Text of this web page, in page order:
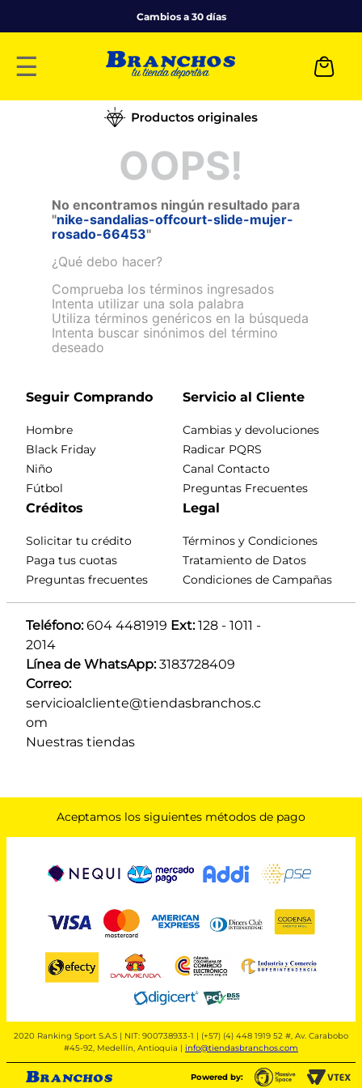
Cambios a 30 días
☰
OOPS!
No encontramos ningún resultado para
"nike-sandalias-offcourt-slide-mujer-
rosado-66453"
¿Qué debo hacer?
Comprueba los términos ingresados
Intenta utilizar una sola palabra
Utiliza términos genéricos en la búsqueda
Intenta buscar sinónimos del término
deseado
Seguir Comprando
Hombre
Black Friday
Niño
Fútbol
Servicio al Cliente
Cambias y devoluciones
Radicar PQRS
Canal Contacto
Preguntas Frecuentes
Créditos
Solicitar tu crédito
Paga tus cuotas
Preguntas frecuentes
Legal
Términos y Condiciones
Tratamiento de Datos
Condiciones de Campañas
Teléfono: 604 4481919 Ext: 128 - 1011 -
2014
Línea de WhatsApp: 3183728409
Correo:
servicioalcliente@tiendasbranchos.c
om
Nuestras tiendas
Aceptamos los siguientes métodos de pago
2020 Ranking Sport S.A.S | NIT: 900738933-1 | (+57) (4) 448 1919 52 #, Av. Carabobo
#45-92, Medellín, Antioquia | info@tiendasbranchos.com
Powered by: